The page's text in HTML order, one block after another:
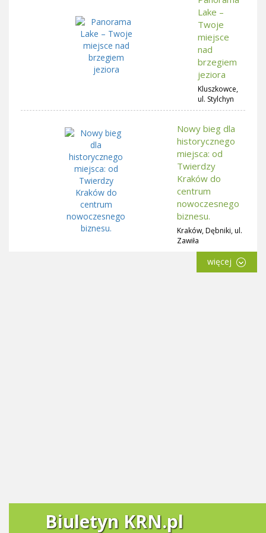
Lake –
Twoje
miejsce
nad
brzegiem
jeziora
Kluszkowce,
ul. Stylchyn
Nowy bieg dla
historycznego
miejsca: od
Twierdzy
Kraków do
centrum
nowoczesnego
biznesu.
Kraków, Dębniki, ul.
Zawiła
więcej
Biuletyn KRN.pl